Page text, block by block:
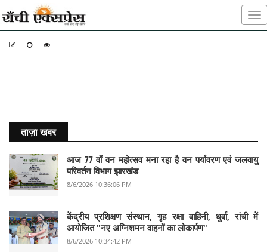
ताज़ा खबर
आज 77 वाँ वन महोत्सव मना रहा है वन पर्यावरण एवं जलवायु
परिवर्तन विभाग झारखंड
8/6/2026 10:36:06 PM
केंद्रीय प्रशिक्षण संस्थान, गृह रक्षा वाहिनी, धुर्वा, रांची में
आयोजित "नए अग्निशमन वाहनों का लोकार्पण"
8/6/2026 10:34:42 PM